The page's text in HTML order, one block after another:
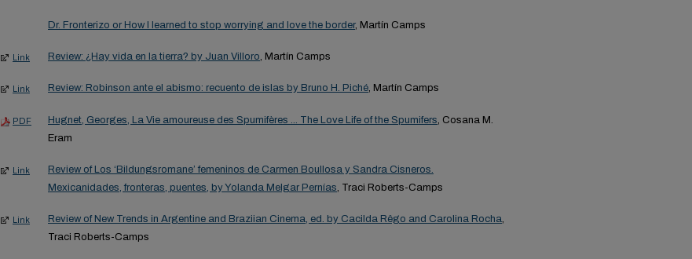
Dr. Fronterizo or How I learned to stop worrying and love the border, Martín Camps
Link Review: ¿Hay vida en la tierra? by Juan Villoro, Martín Camps
Link Review: Robinson ante el abismo: recuento de islas by Bruno H. Piché, Martín Camps
PDF Hugnet, Georges, La Vie amoureuse des Spumifères ... The Love Life of the Spumifers , Cosana M.
Eram
Link
Review of Los ‘Bildungsromane’ femeninos de Carmen Boullosa y Sandra Cisneros.
Mexicanidades, fronteras, puentes, by Yolanda Melgar Pernías , Traci Roberts-Camps
Link Review of New Trends in Argentine and Braziian Cinema, ed. by Cacilda Rêgo and Carolina Rocha,
Traci Roberts-Camps